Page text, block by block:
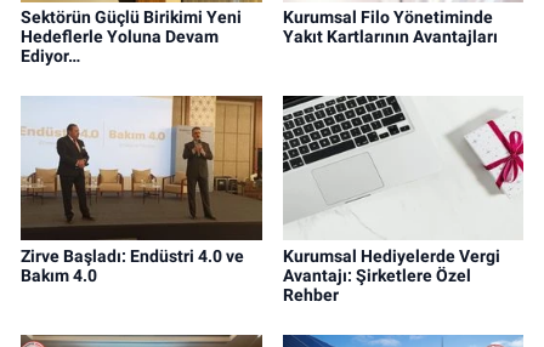
Sektörün Güçlü Birikimi Yeni
Hedeflerle Yoluna Devam
Ediyor…
Kurumsal Filo Yönetiminde
Yakıt Kartlarının Avantajları
Zirve Başladı: Endüstri 4.0 ve
Bakım 4.0
Kurumsal Hediyelerde Vergi
Avantajı: Şirketlere Özel
Rehber